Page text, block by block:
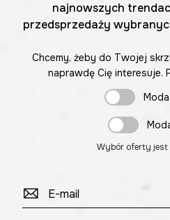
najnowszych
przedsprzedaży
Chcemy, żeby do Twojej
naprawdę Cię interesuje.
Wybór oferty jest